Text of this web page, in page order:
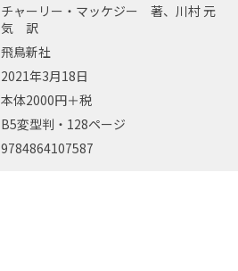
チャーリー・マッケジー 著、川村 元
気 訳
飛鳥新社
2021年3月18日
本体2000円＋税
B5変型判・128ページ
9784864107587